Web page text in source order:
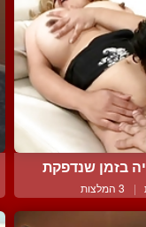
בזמן שנדפקת
| 3 המלצות